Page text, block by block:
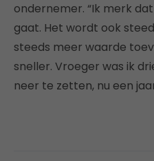
ondernemer. “Ik merk
gaat. Het wordt ook
steeds meer waarde
sneller. Vroeger was ik
neer te zetten, nu een